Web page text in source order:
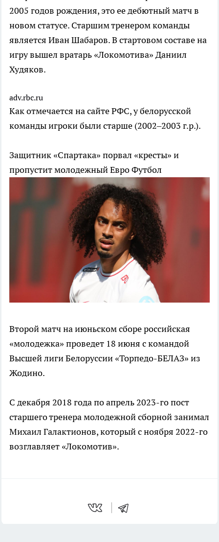
2005 годов рождения, это ее дебютный матч в
новом статусе. Старшим тренером команды
является Иван Шабаров. В стартовом составе на
игру вышел вратарь «Локомотива» Даниил
Худяков.
adv.rbc.ru
Как отмечается на сайте РФС, у белорусской
команды игроки были старше (2002–2003 г.р.).
Защитник «Спартака» порвал «кресты» и
пропустит молодежный ЕвроФутбол
Второй матч на июньском сборе российская
«молодежка» проведет 18 июня с командой
Высшей лиги Белоруссии «Торпедо-БЕЛАЗ» из
Жодино.
С декабря 2018 года по апрель 2023-го пост
старшего тренера молодежной сборной занимал
Михаил Галактионов, который с ноября 2022-го
возглавляет «Локомотив».